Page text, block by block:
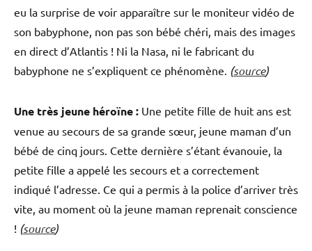
eu la surprise de voir apparaître sur le moniteur vidéo de
son babyphone, non pas son bébé chéri, mais des images
en direct d’Atlantis ! Ni la Nasa, ni le fabricant du
babyphone ne s’expliquent ce phénomène. (source)
Une très jeune héroïne : Une petite fille de huit ans est
venue au secours de sa grande sœur, jeune maman d’un
bébé de cinq jours. Cette dernière s’étant évanouie, la
petite fille a appelé les secours et a correctement
indiqué l’adresse. Ce qui a permis à la police d’arriver très
vite, au moment où la jeune maman reprenait conscience
! (source)